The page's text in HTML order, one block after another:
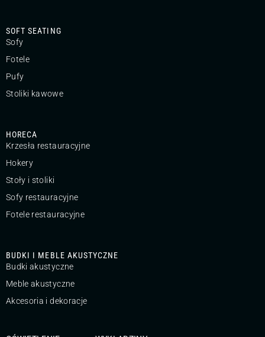
SOFT SEATING
Sofy
Fotele
Pufy
Stoliki kawowe
HORECA
Krzesła restauracyjne
Hokery
Stoły i stoliki
Sofy restauracyjne
Fotele restauracyjne
BUDKI I MEBLE AKUSTYCZNE
Budki akustyczne
Meble akustyczne
Akcesoria i dekoracje